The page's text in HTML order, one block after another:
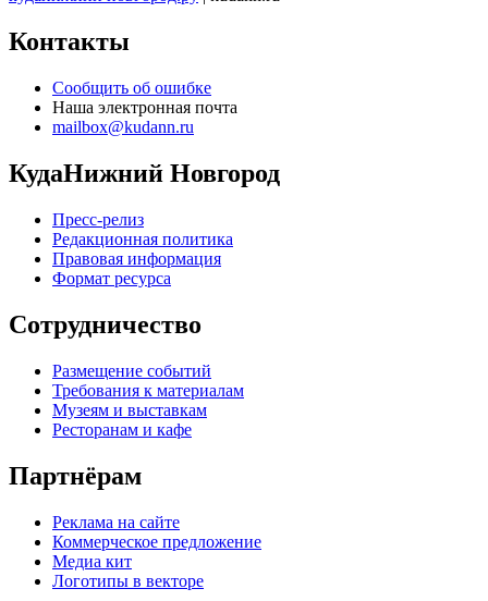
Контакты
Сообщить об ошибке
Наша электронная почта
mailbox@kudann.ru
КудаНижний Новгород
Пресс-релиз
Редакционная политика
Правовая информация
Формат ресурса
Сотрудничество
Размещение событий
Требования к материалам
Музеям и выставкам
Ресторанам и кафе
Партнёрам
Реклама на сайте
Коммерческое предложение
Медиа кит
Логотипы в векторе